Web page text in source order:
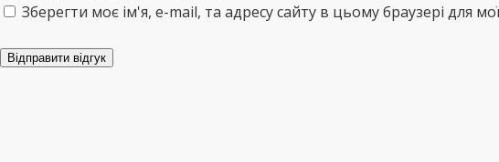
Зберегти моє ім'я, e-mail, та адресу сайту в цьому браузері для
Відправити відгук